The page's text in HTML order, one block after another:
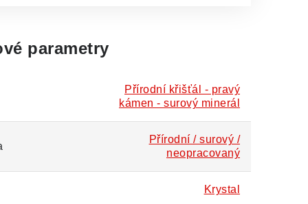
parametry
Přírodní křišťál - pravý
kámen - surový minerál
Přírodní / surový /
neopracovaný
Krystal